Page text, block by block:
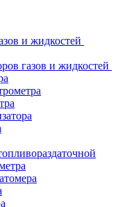
и жидкостей
газов и жидкостей